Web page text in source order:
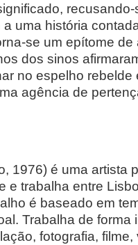
uma história
se um epítome de
dos sinos
no espelho rebelde
agência de
1976) é uma artista
e trabalha entre
é baseado em
Trabalha de forma
fotografia,